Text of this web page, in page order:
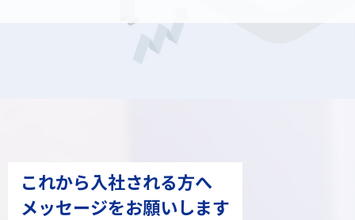
これから入社される方へ
メッセージをお願いします